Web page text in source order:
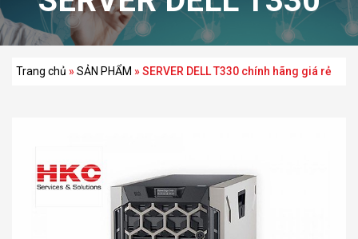
chính hãng giá rẻ
Trang chủ »SẢN PHẨM »SERVER DELL T330 chính hãng giá rẻ